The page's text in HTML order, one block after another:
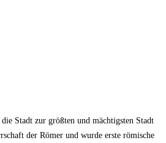
Stadt zur größten und mächtigsten Stadt
der Römer und wurde erste römische